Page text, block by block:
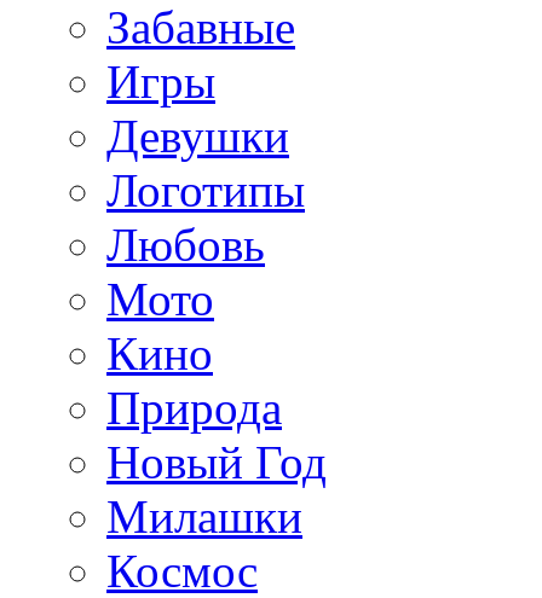
Забавные
Игры
Девушки
Логотипы
Любовь
Мото
Кино
Природа
Новый Год
Милашки
Космос